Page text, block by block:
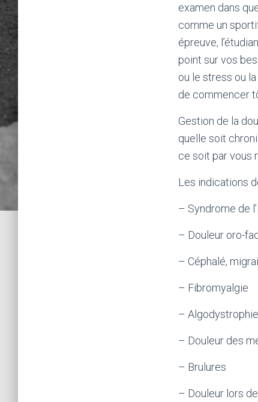
examen dans
comme un
épreuve,
point sur vos
ou le stress ou
de commencer
Gestion de la
quelle soit
ce soit par vous
Les indications
– Syndrome de
– Douleur oro-
– Céphalé,
– Fibromyalgie
– Algodystrophie
– Douleur des
– Brulures
– Douleur lors